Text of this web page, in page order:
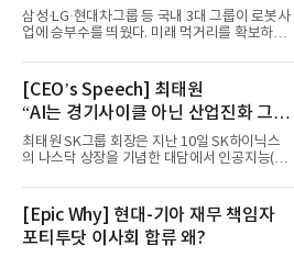
삼성·LG·현대차그룹 등 국내 3대 그룹이 로봇사
업에 승부수를 띄웠다. 미래 먹거리를 확보하기
[CEO’s Speech] 최태원
“AI는 경기사이클 아닌 산업진화 그
자체”
최태원 SK그룹 회장은 지난 10일 SK하이닉스
의 나스닥 상장을 기념한 대담에서 인공지능(AI)
[Epic Why] 현대-기아 재무 책임자
포티투닷 이사회 합류 왜?